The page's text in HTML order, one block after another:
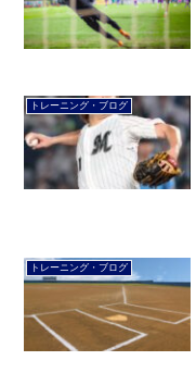
トレーニング・ブログ
トレーニング・ブログ